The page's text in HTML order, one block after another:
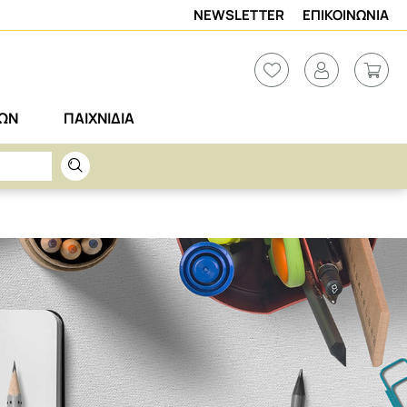
NEWSLETTER ΕΠΙΚΟΙΝΩΝΙΑ
ΠΑΙΧΝΙΔΙΑ